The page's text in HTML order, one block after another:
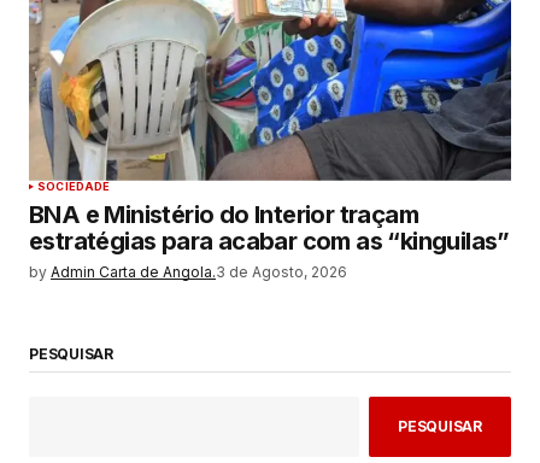
SOCIEDADE
BNA e Ministério do Interior traçam
estratégias para acabar com as “kinguilas”
by Admin Carta de Angola.3 de Agosto, 2026
PESQUISAR
PESQUISAR